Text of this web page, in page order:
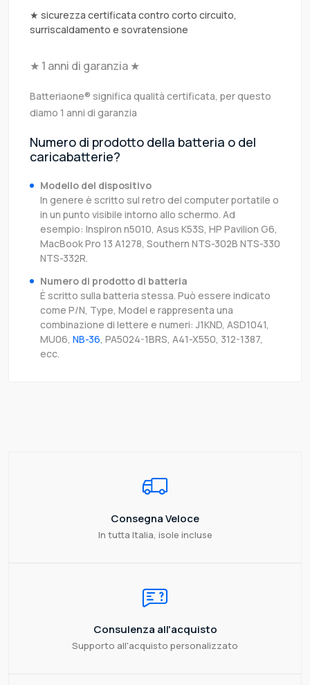
★ sicurezza certificata contro corto circuito,
surriscaldamento e sovratensione
★ 1 anni di garanzia ★
Batteriaone® significa qualità certificata, per questo
diamo 1 anni di garanzia
Numero di prodotto della batteria o del
caricabatterie?
Modello del dispositivo
In genere è scritto sul retro del computer portatile o
in un punto visibile intorno allo schermo. Ad
esempio: Inspiron n5010, Asus K53S, HP Pavilion G6,
MacBook Pro 13 A1278, Southern NTS-302B NTS-330
NTS-332R.
Numero di prodotto di batteria
È scritto sulla batteria stessa. Può essere indicato
come P/N, Type, Model e rappresenta una
combinazione di lettere e numeri: J1KND, ASD1041,
MU06, NB-36, PA5024-1BRS, A41-X550, 312-1387,
ecc.
Consegna Veloce
In tutta Italia, isole incluse
Consulenza all'acquisto
Supporto all'acquisto personalizzato